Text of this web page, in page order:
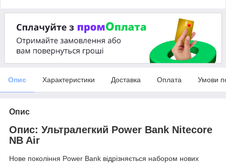
Опис Характеристики Доставка Оплата Умови
Опис
Опис: Ультралегкий Power Bank Nitecore
NB Air
Нове покоління Power Bank відрізняється набором нових